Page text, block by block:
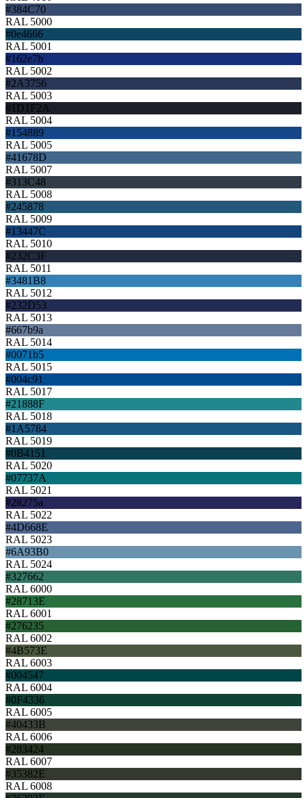
#384C70
RAL 5000
#0e4666
RAL 5001
#162e7b
RAL 5002
#2A3756
RAL 5003
#1D1F2A
RAL 5004
#154889
RAL 5005
#41678D
RAL 5007
#313C48
RAL 5008
#245878
RAL 5009
#13447C
RAL 5010
#232C3F
RAL 5011
#3481B8
RAL 5012
#232D53
RAL 5013
#667b9a
RAL 5014
#0071b5
RAL 5015
#004c91
RAL 5017
#21888F
RAL 5018
#1A5784
RAL 5019
#0B4151
RAL 5020
#07737A
RAL 5021
#28275a
RAL 5022
#4D668E
RAL 5023
#6A93B0
RAL 5024
#327662
RAL 6000
#28713E
RAL 6001
#276235
RAL 6002
#4B573E
RAL 6003
#004547
RAL 6004
#0F4336
RAL 6005
#40433B
RAL 6006
#283424
RAL 6007
#35382E
RAL 6008